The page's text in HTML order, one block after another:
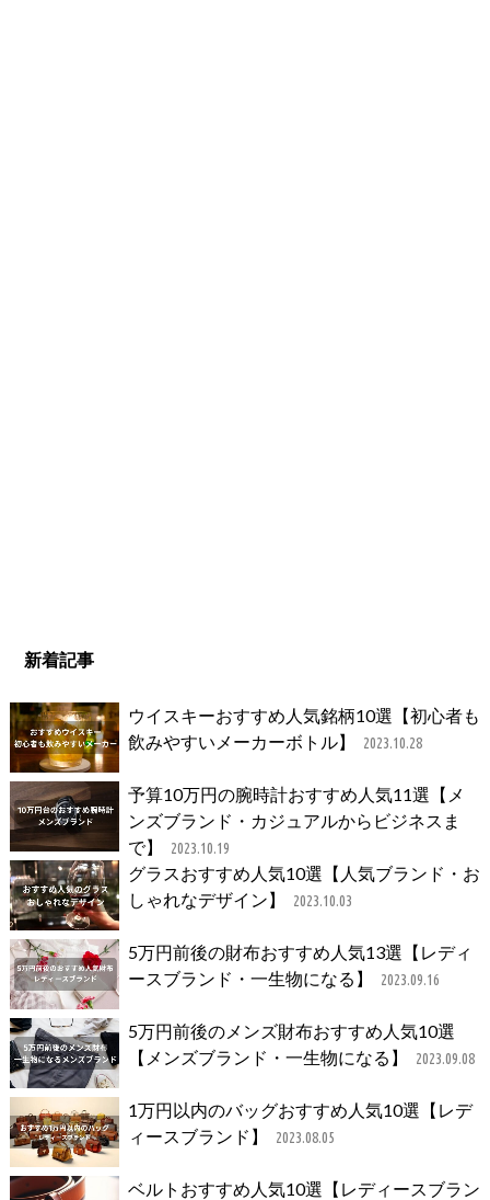
新着記事
ウイスキーおすすめ人気銘柄10選【初心者も
飲みやすいメーカーボトル】
2023.10.28
予算10万円の腕時計おすすめ人気11選【メ
ンズブランド・カジュアルからビジネスま
で】
2023.10.19
グラスおすすめ人気10選【人気ブランド・お
しゃれなデザイン】
2023.10.03
5万円前後の財布おすすめ人気13選【レディ
ースブランド・一生物になる】
2023.09.16
5万円前後のメンズ財布おすすめ人気10選
【メンズブランド・一生物になる】
2023.09.08
1万円以内のバッグおすすめ人気10選【レデ
ィースブランド】
2023.08.05
ベルトおすすめ人気10選【レディースブラン